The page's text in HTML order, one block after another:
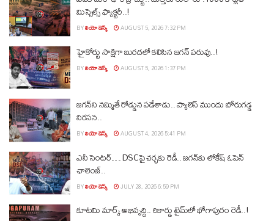
మిస్సైల్స్ ఫ్యాక్టరీ..!
BYలియో డెస్క్ AUGUST 5, 2026 7:32 PM
హైకోర్టు సాక్షిగా బురదలో కలిసిన జగన్ పరువు..!
BYలియో డెస్క్ AUGUST 5, 2026 1:37 PM
జగన్‌ని నమ్మితే రోడ్డున పడేశాడు.. ప్యాలెస్‌ ముందు బోరుగడ్డ
నిరసన..
BYలియో డెస్క్ AUGUST 4, 2026 5:41 PM
ఎనీ సెంటర్‌… DSCపై చర్చకు రెడీ.. జగన్‌కు లోకేష్‌ ఓపెన్
ఛాలెంజ్..
BYలియో డెస్క్ JULY 28, 2026 6:59 PM
కూటమి మార్క్ అభివృద్ధి.. రికార్డు టైమ్‌లో భోగాపురం రెడీ..!